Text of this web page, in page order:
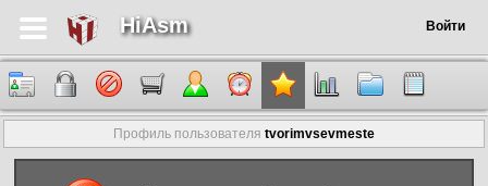
HiAsm Войти
Профиль пользователя tvorimvsevmeste